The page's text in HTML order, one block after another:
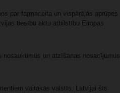
par farmaceita un vispārējās aprūpes
tiesību aktu atbilstību Eiropas
un atzīšanas nosacījumus
vairākās valstīs. Latvijai šīs